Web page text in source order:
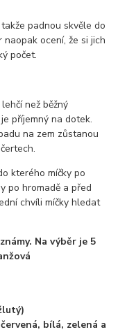
padnou skvěle do
ocení, že si jich
počet.
než běžný
příjemný na dotek.
na zem zůstanou
kterého míčky po
po hromadě a před
chvíli míčky hledat
Na výběr je 5
bílá, zelená a